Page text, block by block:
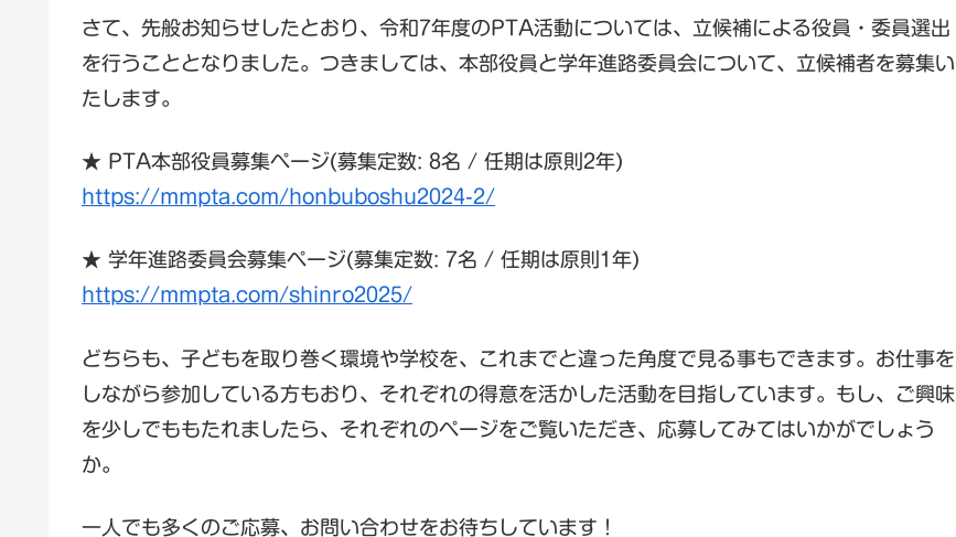
さて、先般お知らせしたとおり、令和7年度のPTA活動については、立候補による役員・委員選出
を行うこととなりました。つきましては、本部役員と学年進路委員会について、立候補者を募集い
たします。
★ PTA本部役員募集ページ(募集定数: 8名 / 任期は原則2年)
https://mmpta.com/honbuboshu2024-2/
★ 学年進路委員会募集ページ(募集定数: 7名 / 任期は原則1年)
https://mmpta.com/shinro2025/
どちらも、子どもを取り巻く環境や学校を、これまでと違った角度で見る事もできます。お仕事を
しながら参加している方もおり、それぞれの得意を活かした活動を目指しています。もし、ご興味
を少しでももたれましたら、それぞれのページをご覧いただき、応募してみてはいかがでしょう
か。
一人でも多くのご応募、お問い合わせをお待ちしています！